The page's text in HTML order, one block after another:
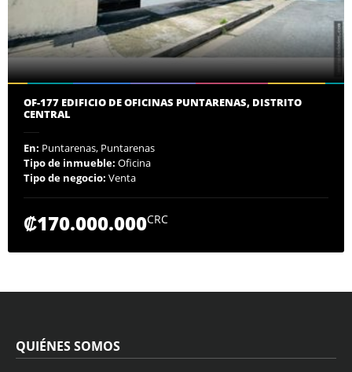
OF-177 EDIFICIO DE OFICINAS PUNTARENAS, DISTRITO
CENTRAL
En: Puntarenas, Puntarenas
Tipo de inmueble: Oficina
Tipo de negocio: Venta
₡170.000.000CRC
QUIÉNES SOMOS